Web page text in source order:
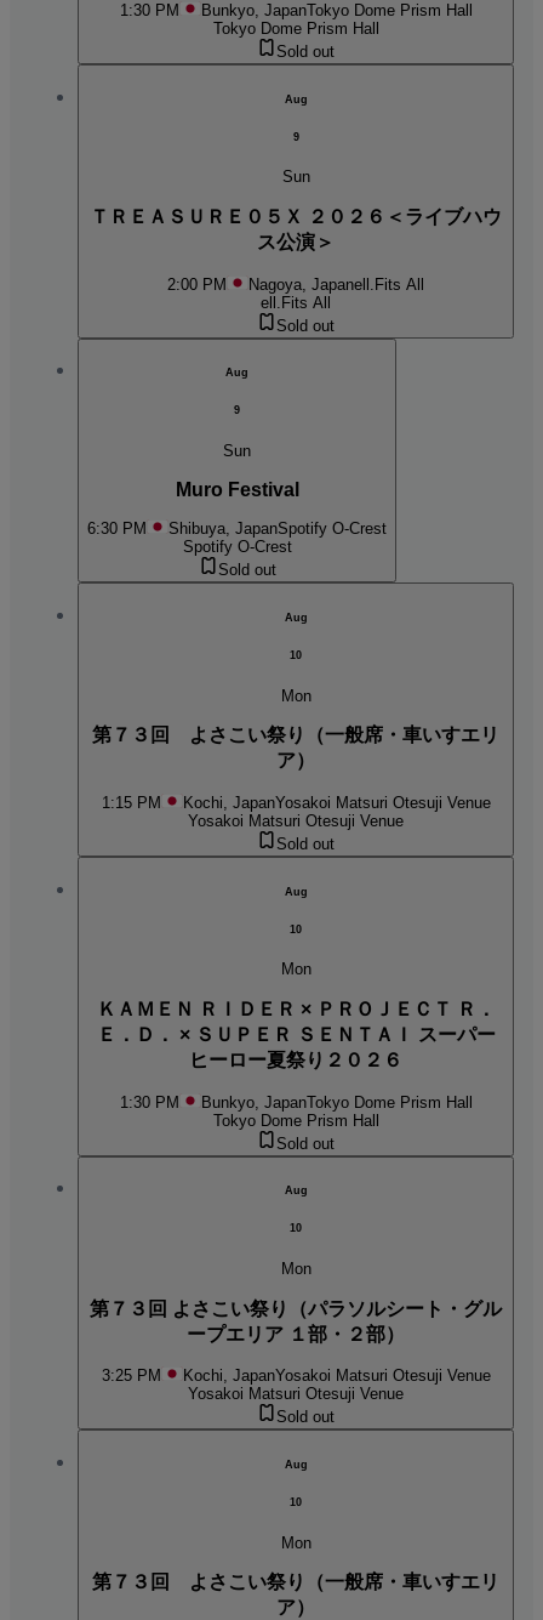
1:30 PM Bunkyo, JapanTokyo Dome Prism Hall
Tokyo Dome Prism Hall
Sold out
Aug
9
Sun
ＴＲＥＡＳＵＲＥ０５Ｘ ２０２６＜ライブハウ
ス公演＞
2:00 PM Nagoya, Japanell.Fits All
ell.Fits All
Sold out
Aug
9
Sun
Muro Festival
6:30 PM Shibuya, JapanSpotify O-Crest
Spotify O-Crest
Sold out
Aug
10
Mon
第７３回 よさこい祭り（一般席・車いすエリ
ア）
1:15 PM Kochi, JapanYosakoi Matsuri Otesuji Venue
Yosakoi Matsuri Otesuji Venue
Sold out
Aug
10
Mon
ＫＡＭＥＮ ＲＩＤＥＲ × ＰＲＯＪＥＣＴ Ｒ．
Ｅ．Ｄ． × ＳＵＰＥＲ ＳＥＮＴＡＩ スーパー
ヒーロー夏祭り２０２６
1:30 PM Bunkyo, JapanTokyo Dome Prism Hall
Tokyo Dome Prism Hall
Sold out
Aug
10
Mon
第７３回 よさこい祭り（パラソルシート・グル
ープエリア １部・２部）
3:25 PM Kochi, JapanYosakoi Matsuri Otesuji Venue
Yosakoi Matsuri Otesuji Venue
Sold out
Aug
10
Mon
第７３回 よさこい祭り（一般席・車いすエリ
ア）